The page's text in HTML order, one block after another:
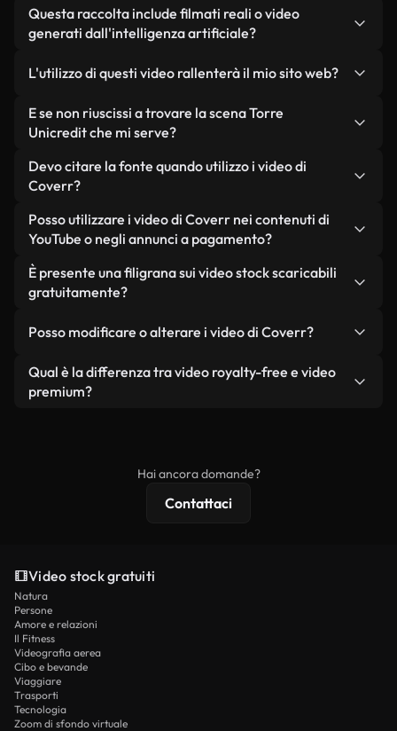
Questa raccolta include filmati reali o video
generati dall'intelligenza artificiale?
da filmati reali, girati da persone, relativi a Torre
Unicredit, e da video generati dall'intelligenza
artificiale. Ogni video è chiaramente etichettato,
L'utilizzo di questi video rallenterà il mio sito web?
Non se scegli le nostre versioni ottimizzate.
Offriamo formati leggeri e pronti per il web,
mantengono alta la qualità, riducono al minimo i
tempi di caricamento e migliorano parametri
come LCP.
E se non riuscissi a trovare la scena Torre
Unicredit che mi serve?
Puoi crearne uno all'istante utilizzando Coverr AI
Studio. Ti basta descrivere la scena, ad esempio
in pochi secondi un video personalizzato in
conformità con i nostri standard di licenza.
Devo citare la fonte quando utilizzo i video di
Coverr?
Non è richiesto alcun riconoscimento dell'autore.
Tutti i video presenti nella nostra libreria sono
senza citare il creatore, sebbene sia sempre
gradito.
Posso utilizzare i video di Coverr nei contenuti di
YouTube o negli annunci a pagamento?
Sì. Tutti i filmati di Coverr possono essere utilizzati
in video monetizzati su YouTube, promozioni sui
condizione che non si rivendano o ridistribuiscano
È presente una filigrana sui video stock scaricabili
gratuitamente?
reali o generati dall'intelligenza artificiale, include
filigrane. Avrai a disposizione filmati puliti e pronti
all'uso.
Posso modificare o alterare i video di Coverr?
Sì. Siete liberi di tagliare, ritagliare o remixare i
nostri video. Assicuratevi solo che il prodotto
Qual è la differenza tra video royalty-free e video
premium?
Hai ancora domande?
Contattaci
Video stock gratuiti
Natura
Persone
Amore e relazioni
Il Fitness
Videografia aerea
Cibo e bevande
Viaggiare
Trasporti
Tecnologia
Zoom di sfondo virtuale